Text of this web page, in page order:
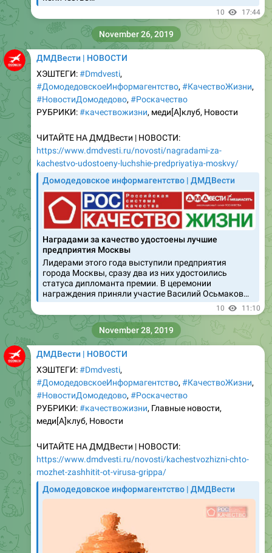
ДМДВести | НОВОСТИ
ХЭШТЕГИ:#Dmdvesti,
#ДомодедовскоеИнформагентство
#НовостиДомодедово
РУБРИКИ:#качествожизни, меди[A]клуб, Новости
ЧИТАЙТЕ НА ДМДВести | НОВОСТИ:
kachestvo-udostoeny-luchshie-predpriyatiya-moskvy/
Домодедовское информагентство | ДМДВести
Наградами за качество удостоены лучшие
предприятия Москвы
Лидерами этого года выступили предприятия
города Москвы, сразу два из них удостоились
статуса дипломанта премии. В церемонии
награждения приняли участие Василий Осьмаков…
November 26, 2019
ДМДВести | НОВОСТИ
ХЭШТЕГИ:#Dmdvesti,
#ДомодедовскоеИнформагентство
#НовостиДомодедово
РУБРИКИ:#качествожизни, Главные новости,
меди[A]клуб, Новости
ЧИТАЙТЕ НА ДМДВести | НОВОСТИ:
mozhet-zashhitit-ot-virusa-grippa/
Домодедовское информагентство | ДМДВести
November 28, 2019